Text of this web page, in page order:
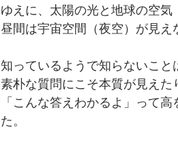
ゆえに、太陽の光と地球の空気
昼間は宇宙空間（夜空）が見え
知っているようで知らないこと
素朴な質問にこそ本質が見えた
「こんな答えわかるよ」って
た。